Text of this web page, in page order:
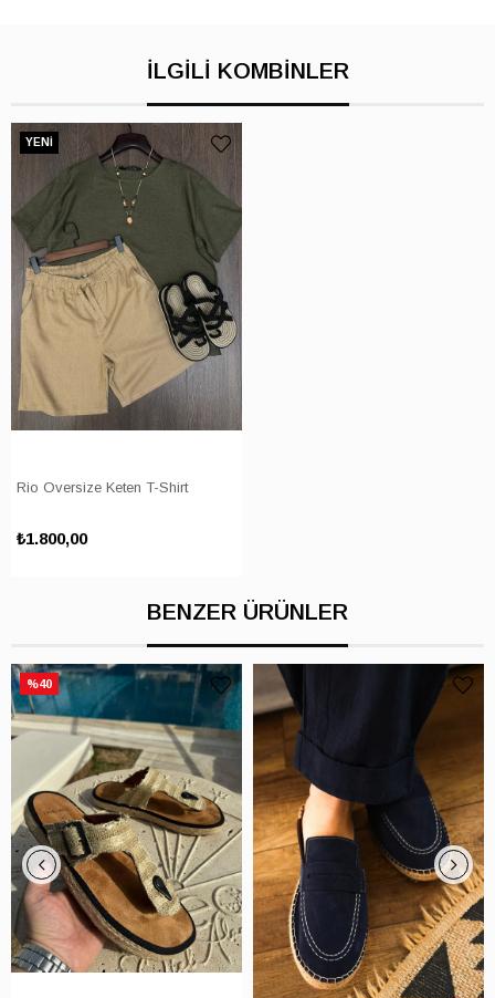
İLGILI KOMBINLER
Rio Oversize Keten T-Shirt
₺1.800,00
YENI
BENZER ÜRÜNLER
%40